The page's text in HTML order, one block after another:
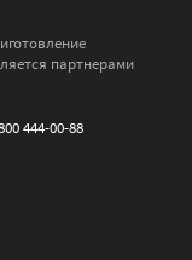
партнерами
444-00-88